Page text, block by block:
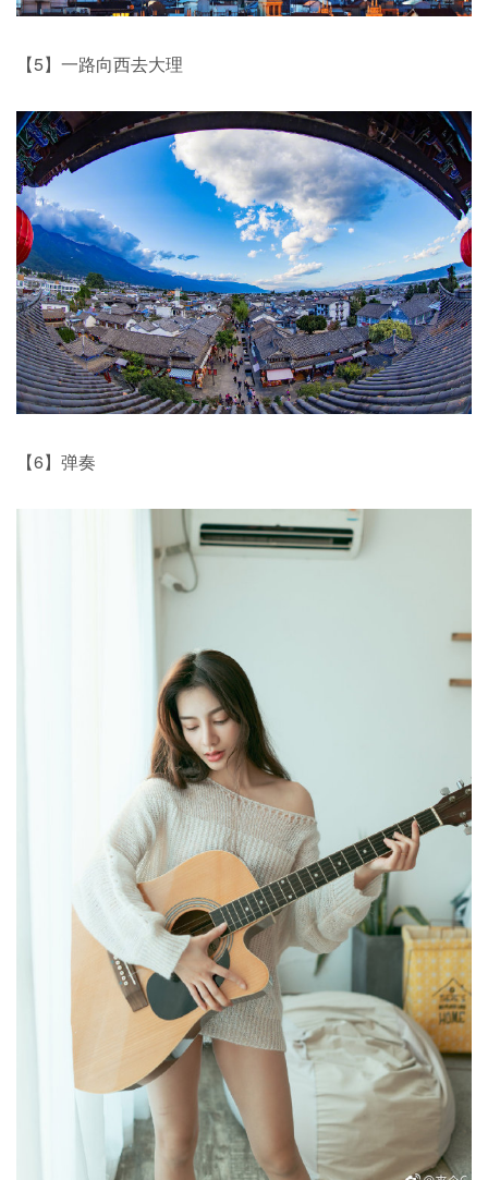
【5】一路向西去大理
【6】弹奏